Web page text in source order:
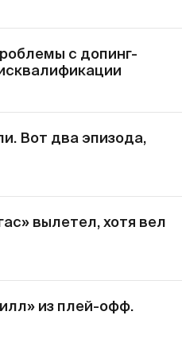
с допинг-
Вот два эпизода,
вылетел, хотя вел
из плей-офф.